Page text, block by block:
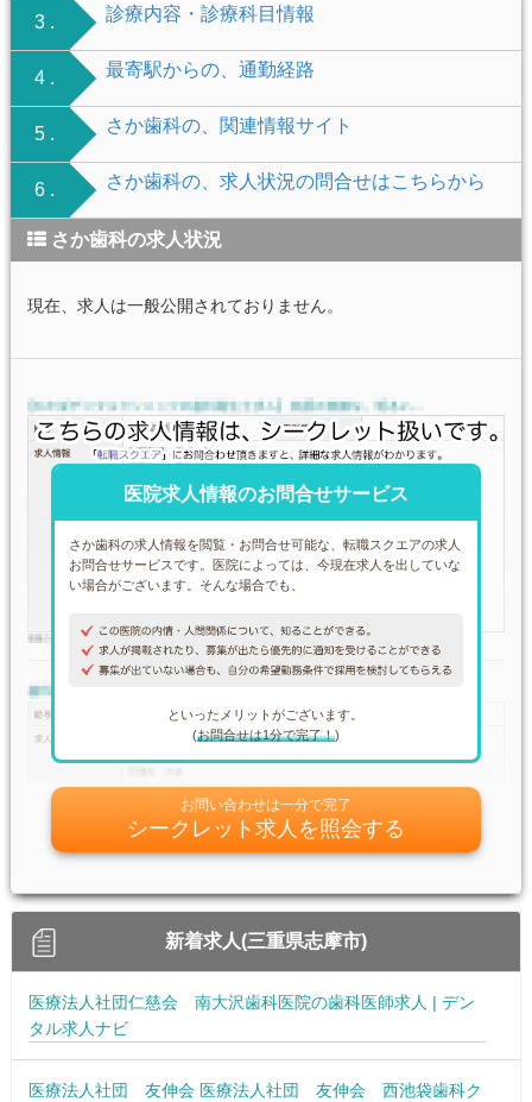
3 . 診療内容・診療科目情報
4 . 最寄駅からの、通勤経路
5 . さか歯科の、関連情報サイト
6 . さか歯科の、求人状況の問合せはこちらから
さか歯科の求人状況
現在、求人は一般公開されておりません。
医院求人情報のお問合せサービス
さか歯科の求人情報を閲覧・お問合せ可能な、転職スクエアの求人
お問合せサービスです。医院によっては、今現在求人を出していな
い場合がございます。そんな場合でも、
といったメリットがございます。
(お問合せは1分で完了！)
お問い合わせは一分で完了
シークレット求人を照会する
新着求人(三重県志摩市)
医療法人社団仁慈会 南大沢歯科医院の歯科医師求人 | デン
タル求人ナビ
医療法人社団 友伸会 医療法人社団 友伸会 西池袋歯科ク